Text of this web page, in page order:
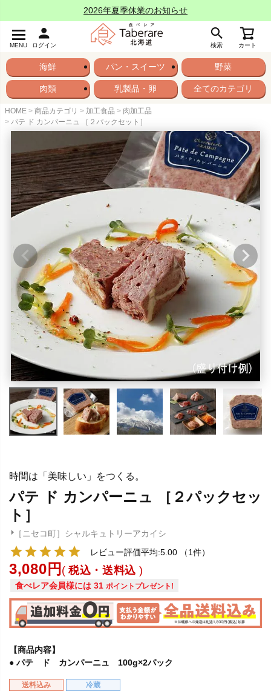
2026年夏季休業のお知らせ
MENU ログイン 検索 カート
海鮮 パン・スイーツ 野菜
肉類 乳製品・卵 全てのカテゴリ
HOME 商品カテゴリ 加工食品
肉加工品
パテ ド カンパーニュ ［２パックセット］
時間は「美味しい」をつくる。
パテ ド カンパーニュ ［２パックセッ
ト］
［ニセコ町］シャルキュトリーアカイシ
レビュー評価平均:5.00
（1件）
3,080 税込・送料込
食べレア会員様には 31 ポイントプレゼント!
【商品内容】
● パテ ド カンパーニュ 100g×2パック
送料込み 冷蔵